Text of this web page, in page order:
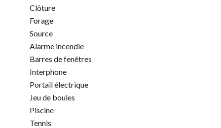
Clôture
Forage
Source
Alarme incendie
Barres de fenêtres
Interphone
Portail électrique
Jeu de boules
Piscine
Tennis